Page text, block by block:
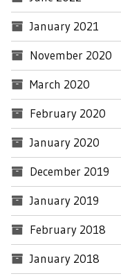
January 2021
November 2020
March 2020
February 2020
January 2020
December 2019
January 2019
February 2018
January 2018